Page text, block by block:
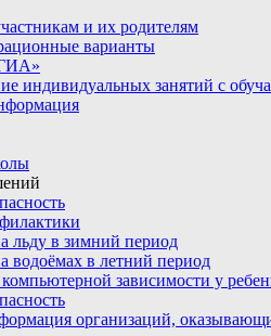
и их родителям
варианты
индивидуальных занятий с
льду в зимний период
водоёмах в летний период
зависимости у
организаций,